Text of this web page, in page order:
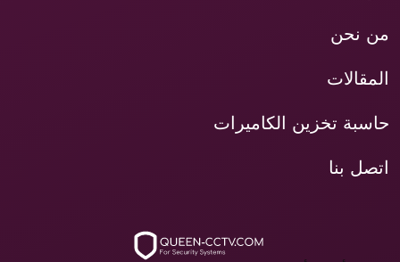
من نحن
المقالات
حاسبة تخزين الكاميرات
اتصل بنا